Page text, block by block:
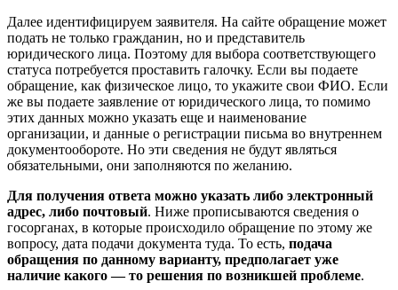
Далее идентифицируем заявителя. На сайте обращение может
подать не только гражданин, но и представитель
юридического лица. Поэтому для выбора соответствующего
статуса потребуется проставить галочку. Если вы подаете
обращение, как физическое лицо, то укажите свои ФИО. Если
же вы подаете заявление от юридического лица, то помимо
этих данных можно указать еще и наименование
организации, и данные о регистрации письма во внутреннем
документообороте. Но эти сведения не будут являться
обязательными, они заполняются по желанию.
Для получения ответа можно указать либо электронный
адрес, либо почтовый. Ниже прописываются сведения о
госорганах, в которые происходило обращение по этому же
вопросу, дата подачи документа туда. То есть, подача
обращения по данному варианту, предполагает уже
наличие какого — то решения по возникшей проблеме.